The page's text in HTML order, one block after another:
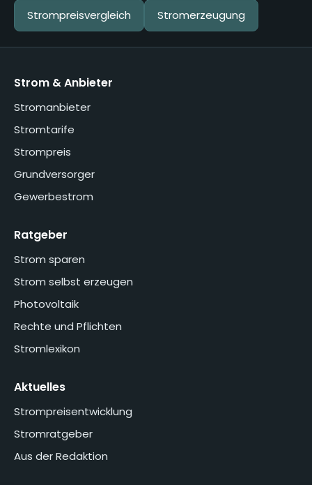
Strompreisvergleich Stromerzeugung
Strom & Anbieter
Stromanbieter
Stromtarife
Strompreis
Grundversorger
Gewerbestrom
Ratgeber
Strom sparen
Strom selbst erzeugen
Photovoltaik
Rechte und Pflichten
Stromlexikon
Aktuelles
Strompreisentwicklung
Stromratgeber
Aus der Redaktion